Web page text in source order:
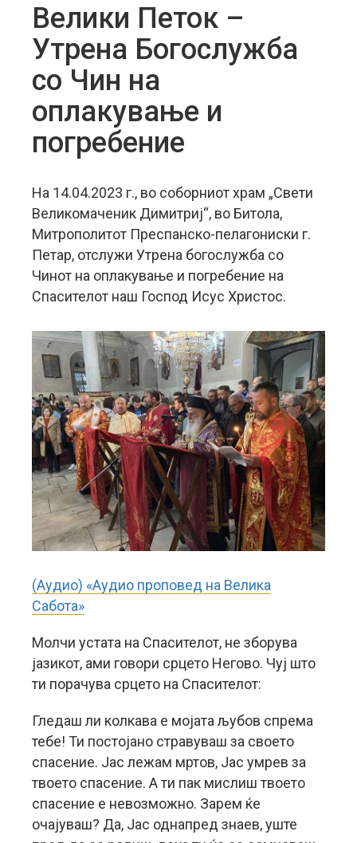
Велики Петок –
Утрена Богослужба
со Чин на
оплакување и
погребение
На 14.04.2023 г., во соборниот храм „Свети
Великомаченик Димитриј“, во Битола,
Митрополитот Преспанско-пелагониски г.
Петар, отслужи Утрена богослужба со
Чинот на оплакување и погребение на
Спасителот наш Господ Исус Христос.
(Аудио) «Аудио проповед на Велика
Сабота»
Молчи устата на Спасителот, не зборува
јазикот, ами говори срцето Негово. Чуј што
ти порачува срцето на Спасителот:
Гледаш ли колкава е мојата љубов спрема
тебе! Ти постојано стравуваш за своето
спасение. Јас лежам мртов, Јас умрев за
твоето спасение. А ти пак мислиш твоето
спасение е невозможно. Зарем ќе
очајуваш? Да, Јас однапред знаев, уште